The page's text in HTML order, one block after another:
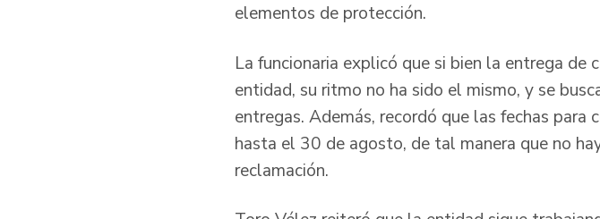
elementos de protección.
La funcionaria explicó que si bien la entrega de
entidad, su ritmo no ha sido el mismo, y se
entregas. Además, recordó que las fechas
hasta el 30 de agosto, de tal manera que no
reclamación.